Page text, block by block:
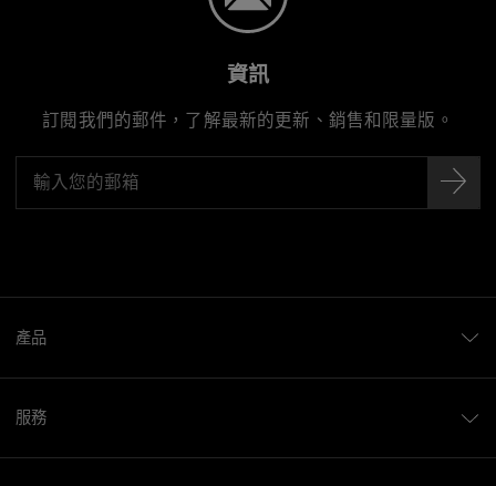
資訊
訂閱我們的郵件，了解最新的更新、銷售和限量版。
產品
服務